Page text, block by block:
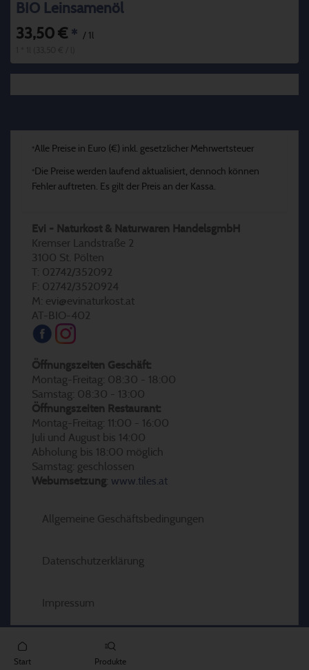
BIO Leinsamenöl
33,50 € * / 1l
*Alle Preise in Euro (€) inkl. gesetzlicher Mehrwertsteuer
* Die Preise werden laufend aktualisiert, dennoch können
Fehler auftreten. Es gilt der Preis an der Kassa.
Evi - Naturkost & Naturwaren HandelsgmbH
Kremser Landstraße 2
3100 St. Pölten
T: 02742/352092
F: 02742/3520924
M: evi@evinaturkost.at
AT-BIO-402
Öffnungszeiten Geschäft:
Montag-Freitag: 08:30 - 18:00
Samstag: 08:30 - 13:00
Öffnungszeiten Restaurant:
Montag-Freitag: 11:00 - 16:00
Juli und August bis 14:00
Abholung bis 18:00 möglich
Samstag: geschlossen
Webumsetzung: www.tiles.at
Allgemeine Geschäftsbedingungen
Datenschutzerklärung
Impressum
Start Produkte